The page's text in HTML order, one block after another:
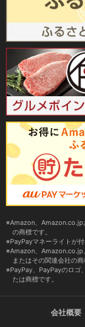
Amazon、Amazon.co.jp
の商標です。
PayPayマネーライトが
Amazon、Amazon.co.jp
またはその関連会社の商
PayPay、PayPayのロゴ
たは商標です。
会社概要